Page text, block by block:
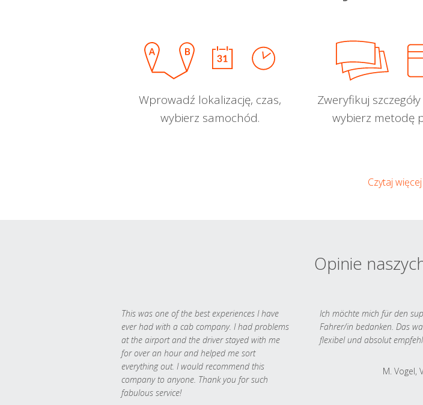
Wprowadź lokalizację, czas,
wybierz samochód.
Zweryfikuj
wybierz metodę
Czytaj więcej
Opinie
This was one of the best experiences I have
ever had with a cab company. I had problems
at the airport and the driver stayed with me
for over an hour and helped me sort
everything out. I would recommend this
company to anyone. Thank you for such
fabulous service!
Ich möchte mich für den
Fahrer/in bedanken. Das
flexibel und absolut
M. Vogel,